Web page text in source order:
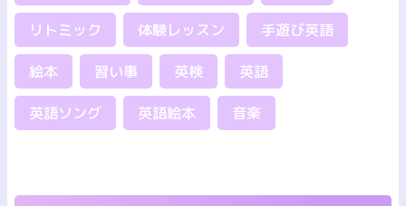
リトミック 体験レッスン 手遊び英語
絵本 習い事 英検 英語
英語ソング 英語絵本 音楽